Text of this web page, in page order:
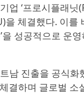
업 ‘프로시플래
체결했다. 이를
을 성공적으로 운
남 진출을 공식
결하며 글로벌 소